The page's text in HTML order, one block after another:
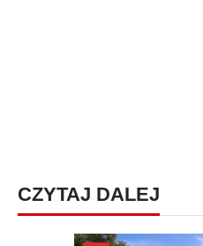
CZYTAJ DALEJ